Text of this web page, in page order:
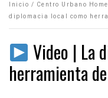
Inicio / Centro Urbano Home
diplomacia local como
Video | La
herramienta